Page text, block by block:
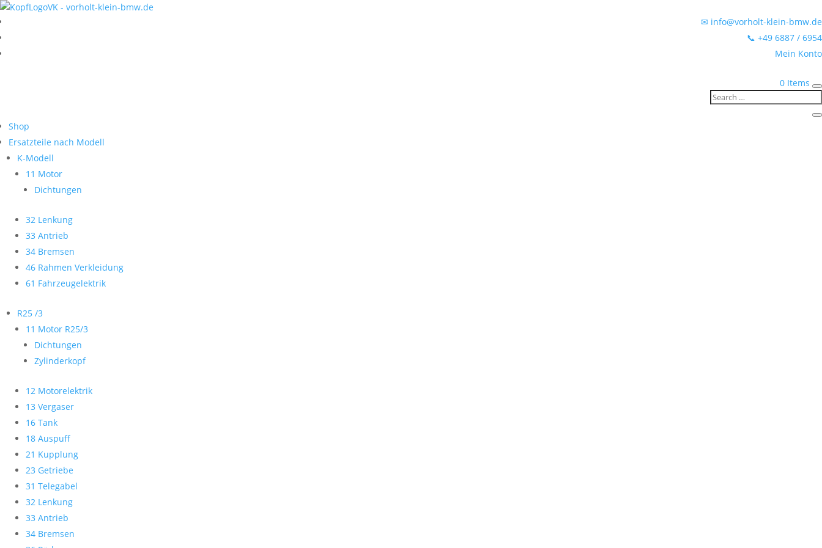
✉ info@vorholt-klein-bmw.de
📞 +49 6887 / 6954
Mein Konto
0 Items
Shop
Ersatzteile nach Modell
K-Modell
11 Motor
Dichtungen
32 Lenkung
33 Antrieb
34 Bremsen
46 Rahmen Verkleidung
61 Fahrzeugelektrik
R25 /3
11 Motor R25/3
Dichtungen
Zylinderkopf
12 Motorelektrik
13 Vergaser
16 Tank
18 Auspuff
21 Kupplung
23 Getriebe
31 Telegabel
32 Lenkung
33 Antrieb
34 Bremsen